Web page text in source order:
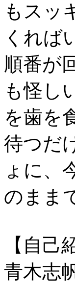
もスッ
くれば
順番が
も怪し
を歯を
待つだ
ょに、
のまま
【自己
青木志